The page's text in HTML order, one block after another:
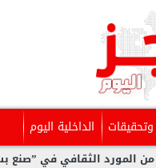
وتحقيقات الداخلية اليوم
الثقافي في ”صنع بسحرك”